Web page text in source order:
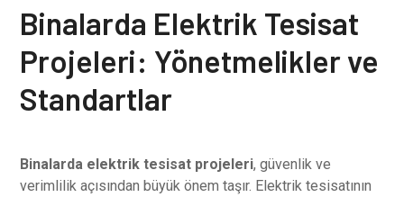
Binalarda Elektrik Tesisat
Projeleri: Yönetmelikler ve
Standartlar
Binalarda elektrik tesisat projeleri, güvenlik ve
verimlilik açısından büyük önem taşır. Elektrik tesisatının